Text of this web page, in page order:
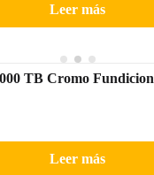
Leer más
TB Cromo Fundicion
Leer más